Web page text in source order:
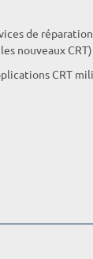
de
nouveaux CRT)
CRT